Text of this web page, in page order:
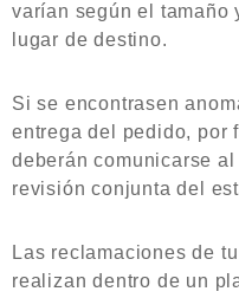
varían según el tamaño
lugar de destino.
Si se encontrasen
entrega del pedido, por
deberán comunicarse
revisión conjunta del
Las reclamaciones de
realizan dentro de un